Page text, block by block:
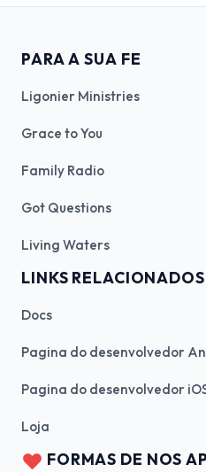
PARA A SUA FE
Ligonier Ministries
Grace to You
Family Radio
Got Questions
Living Waters
LINKS RELACIONADOS
Docs
Pagina do desenvolvedor
Pagina do desenvolvedor
Loja
FORMAS DE NOS